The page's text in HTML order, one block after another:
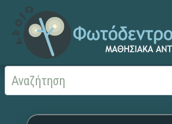
Αρχική Χωρίς τίτλο